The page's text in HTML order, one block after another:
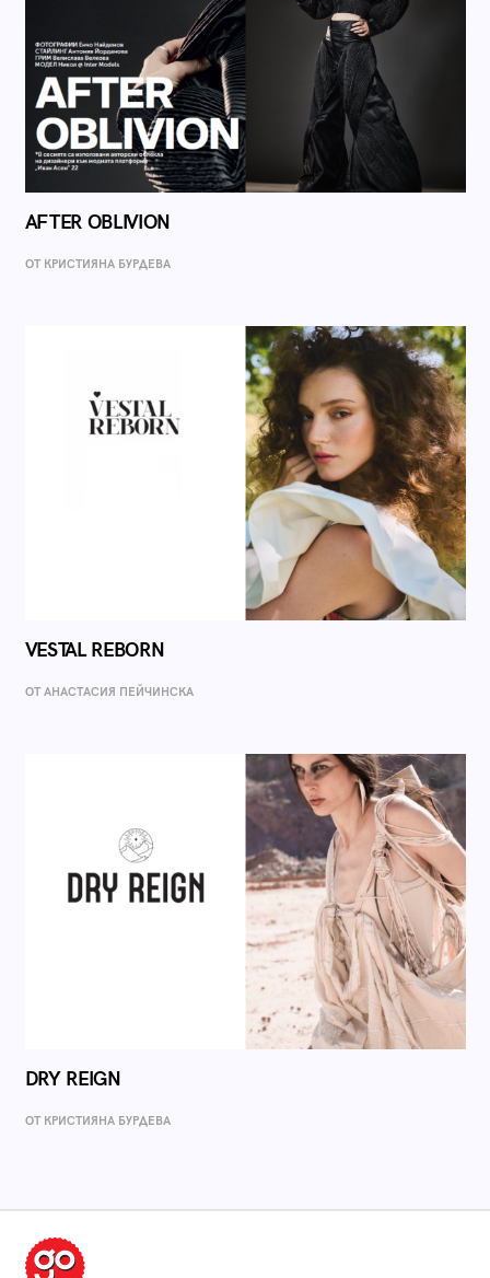
AFTER OBLIVION
ОТ КРИСТИЯНА БУРДЕВА
VESTAL REBORN
ОТ AНАСТАСИЯ ПЕЙЧИНСКА
DRY REIGN
ОТ КРИСТИЯНА БУРДЕВА